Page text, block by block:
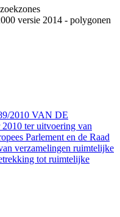
versie 2014 - polygonen
2010 VAN DE
ter uitvoering van
Parlement en de Raad
verzamelingen ruimtelijke
tot ruimtelijke